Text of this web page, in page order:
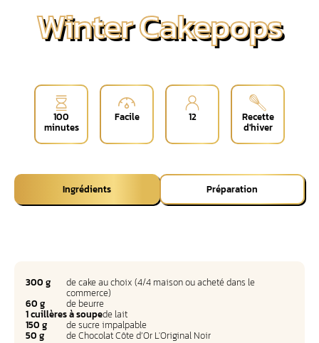
Winter Cakepops
100
minutes
Facile 12 Recette
d'hiver
Ingrédients Préparation
300 g de cake au choix (4/4 maison ou acheté dans le
commerce)
60 g de beurre
1 cuillères à soupede lait
150 g de sucre impalpable
50 g de Chocolat Côte d’Or L'Original Noir